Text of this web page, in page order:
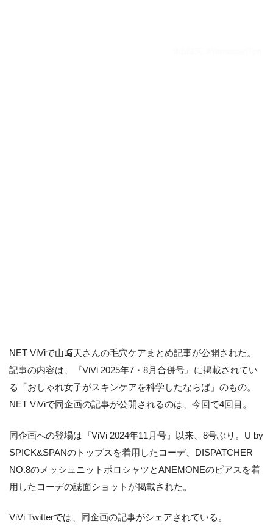
NET ViViで山﨑天さんの毛穴ケアまとめ記事が公開された。
記事の内容は、『ViVi 2025年7・8月合併号』に掲載されてい
る「おしゃれ女子がスキンケアを科学したならば」のもの。
NET ViViで同企画の記事が公開されるのは、今回で4回目。
同企画への登場は『ViVi 2024年11月号』以来、8号ぶり。U by
SPICK&SPANのトップスを着用したコーデ、DISPATCHER
NO.8のメッシュニットポロシャツとANEMONEのピアスを着
用したコーデの誌面ショットが掲載された。
ViVi Twitterでは、同企画の記事がシェアされている。